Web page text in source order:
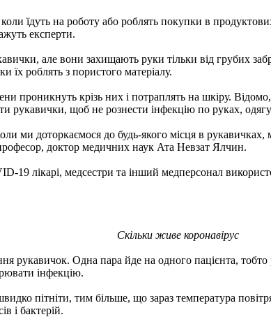
їдуть на роботу або роблять покупки в
експерти.
але вони захищають руки тільки від грубих
їх роблять з пористого матеріалу.
проникнуть крізь них і потраплять на шкіру.
рукавички, щоб не рознести інфекцію по руках,
ми доторкаємося до будь-якого місця в
професор, доктор медичних наук Ата Невзат Ялчин.
19 лікарі, медсестри та інший медперсонал
Скільки живе коронавірус
рукавичок. Одна пара йде на одного пацієнта,
інфекцію.
пітніти, тим більше, що зараз температура
і бактерій.